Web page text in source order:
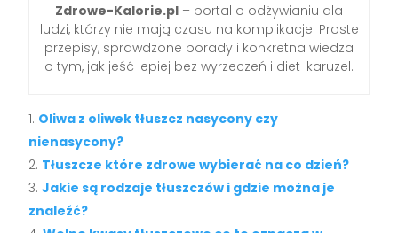
Zdrowe-Kalorie.pl – portal o odżywianiu dla
ludzi, którzy nie mają czasu na komplikacje. Proste
przepisy, sprawdzone porady i konkretna wiedza
o tym, jak jeść lepiej bez wyrzeczeń i diet-karuzel.
Oliwa z oliwek tłuszcz nasycony czy
nienasycony?
Tłuszcze które zdrowe wybierać na co dzień?
Jakie są rodzaje tłuszczów i gdzie można je
znaleźć?